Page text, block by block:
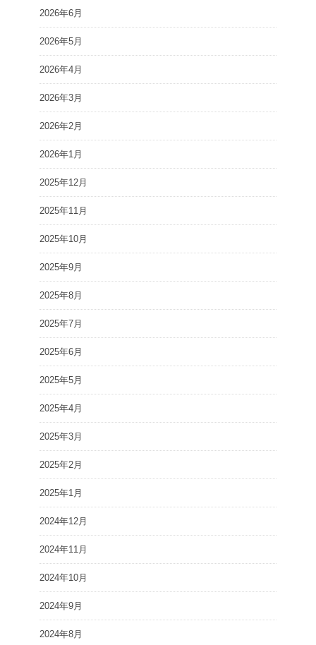
2026年6月
2026年5月
2026年4月
2026年3月
2026年2月
2026年1月
2025年12月
2025年11月
2025年10月
2025年9月
2025年8月
2025年7月
2025年6月
2025年5月
2025年4月
2025年3月
2025年2月
2025年1月
2024年12月
2024年11月
2024年10月
2024年9月
2024年8月